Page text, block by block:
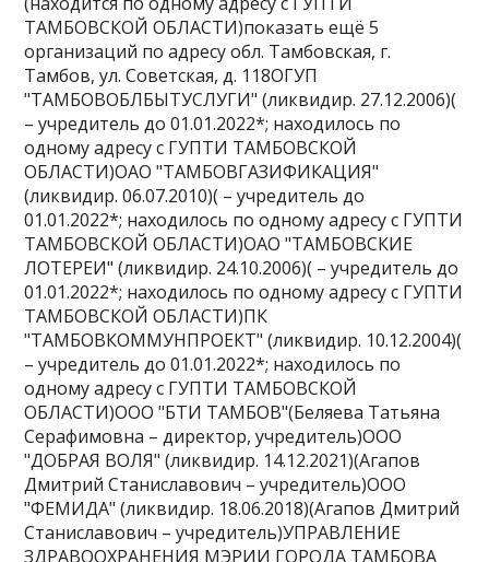
ТАМБОВСКОЙ ОБЛАСТИ)показать ещё 5
организаций по адресу обл. Тамбовская, г.
Тамбов, ул. Советская, д. 118ОГУП
"ТАМБОВОБЛБЫТУСЛУГИ" (ликвидир. 27.12.2006)(
– учредитель до 01.01.2022*; находилось по
одному адресу с ГУПТИ ТАМБОВСКОЙ
ОБЛАСТИ)ОАО "ТАМБОВГАЗИФИКАЦИЯ"
(ликвидир. 06.07.2010)( – учредитель до
01.01.2022*; находилось по одному адресу с ГУПТИ
ТАМБОВСКОЙ ОБЛАСТИ)ОАО "ТАМБОВСКИЕ
ЛОТЕРЕИ" (ликвидир. 24.10.2006)( – учредитель до
01.01.2022*; находилось по одному адресу с ГУПТИ
ТАМБОВСКОЙ ОБЛАСТИ)ПК
"ТАМБОВКОММУНПРОЕКТ" (ликвидир. 10.12.2004)(
– учредитель до 01.01.2022*; находилось по
одному адресу с ГУПТИ ТАМБОВСКОЙ
ОБЛАСТИ)ООО "БТИ ТАМБОВ"(Беляева Татьяна
Серафимовна – директор, учредитель)ООО
"ДОБРАЯ ВОЛЯ" (ликвидир. 14.12.2021)(Агапов
Дмитрий Станиславович – учредитель)ООО
"ФЕМИДА" (ликвидир. 18.06.2018)(Агапов Дмитрий
Станиславович – учредитель)УПРАВЛЕНИЕ
ЗДРАВООХРАНЕНИЯ МЭРИИ ГОРОДА ТАМБОВА